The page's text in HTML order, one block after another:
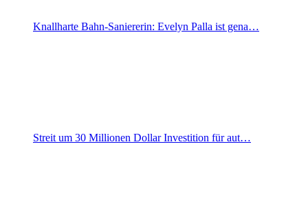
Knallharte Bahn-Saniererin: Evelyn Palla ist gena…
Streit um 30 Millionen Dollar Investition für aut…